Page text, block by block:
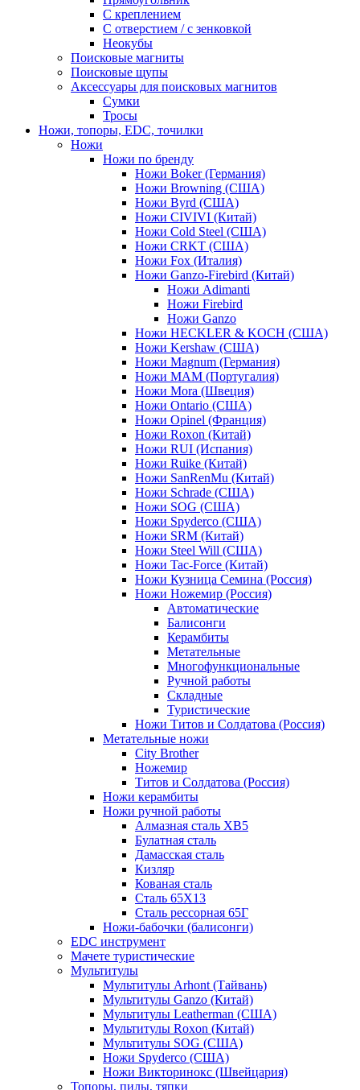
С креплением
С отверстием / с зенковкой
Неокубы
Поисковые магниты
Поисковые щупы
Аксессуары для поисковых магнитов
Сумки
Тросы
Ножи, топоры, EDC, точилки
Ножи
Ножи по бренду
Ножи Boker (Германия)
Ножи Browning (США)
Ножи Byrd (США)
Ножи CIVIVI (Китай)
Ножи Cold Steel (США)
Ножи CRKT (США)
Ножи Fox (Италия)
Ножи Ganzo-Firebird (Китай)
Ножи Adimanti
Ножи Firebird
Ножи Ganzo
Ножи HECKLER & KOCH (США)
Ножи Kershaw (США)
Ножи Magnum (Германия)
Ножи MAM (Португалия)
Ножи Mora (Швеция)
Ножи Ontario (США)
Ножи Opinel (Франция)
Ножи Roxon (Китай)
Ножи RUI (Испания)
Ножи Ruike (Китай)
Ножи SanRenMu (Китай)
Ножи Schrade (США)
Ножи SOG (США)
Ножи Spyderco (США)
Ножи SRM (Китай)
Ножи Steel Will (США)
Ножи Tac-Force (Китай)
Ножи Кузница Семина (Россия)
Ножи Ножемир (Россия)
Автоматические
Балисонги
Керамбиты
Метательные
Многофункциональные
Ручной работы
Складные
Туристические
Ножи Титов и Солдатова (Россия)
Метательные ножи
City Brother
Ножемир
Титов и Солдатова (Россия)
Ножи керамбиты
Ножи ручной работы
Алмазная сталь ХВ5
Булатная сталь
Дамасская сталь
Кизляр
Кованая сталь
Сталь 65Х13
Сталь рессорная 65Г
Ножи-бабочки (балисонги)
EDC инструмент
Мачете туристические
Мультитулы
Мультитулы Arhont (Тайвань)
Мультитулы Ganzo (Китай)
Мультитулы Leatherman (США)
Мультитулы Roxon (Китай)
Мультитулы SOG (США)
Ножи Spyderco (США)
Ножи Викторинокс (Швейцария)
Топоры, пилы, тяпки